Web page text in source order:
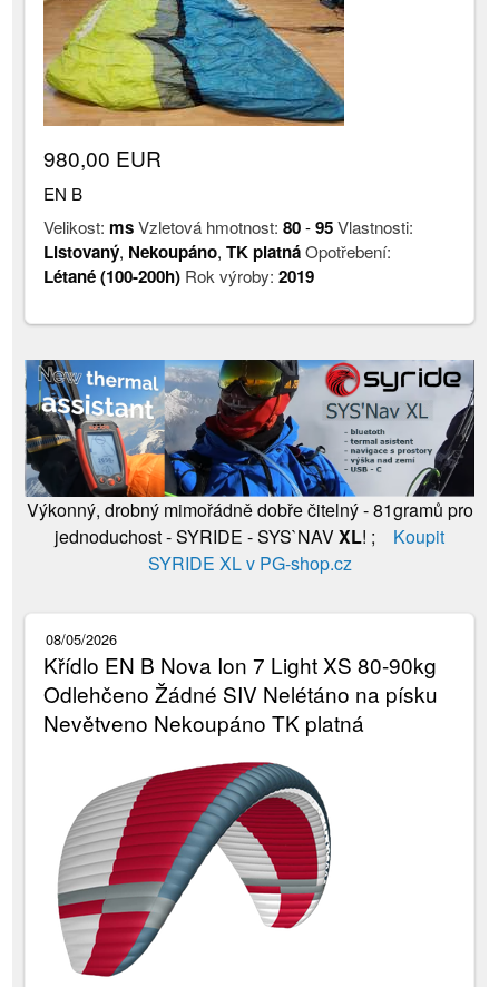
980,00 EUR
EN B
Velikost: msVzletová hmotnost:80-95Vlastnosti:
Listovaný, Nekoupáno,TK platnáOpotřebení:
Létané (100-200h) Rok výroby:2019
Výkonný, drobný mimořádně dobře čitelný - 81gramů pro
jednoduchost - SYRIDE - SYS`NAVXL! ;
Koupit
SYRIDE XL v PG-shop.cz
08/05/2026
Křídlo EN B Nova Ion 7 Light XS 80-90kg
Odlehčeno Žádné SIV Nelétáno na písku
Nevětveno Nekoupáno TK platná